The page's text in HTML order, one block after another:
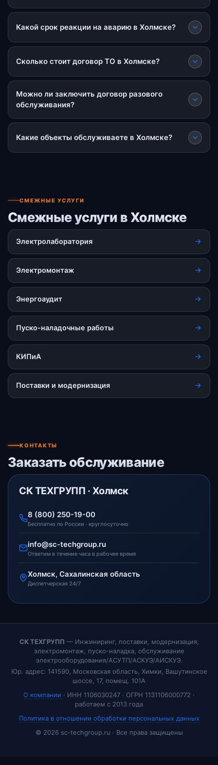
Какой срок реакции на аварию в Холмске?
Сколько стоит договор ТО в Холмске?
Можно ли заключить договор разового
обслуживания?
Какие объекты обслуживаете в Холмске?
СМЕЖНЫЕ УСЛУГИ
Смежные услуги в Холмске
Электролаборатория
Электромонтаж
Энергоаудит
Пуско-наладочные работы
КИПиА
Поставки и модернизация
КОНТАКТЫ
Заказать обслуживание
СК ТЕХГРУПП · Холмск
8 (800) 250-19-00
Бесплатно по России · круглосуточно
info@sc-techgroup.ru
Ответим в течение часа в рабочее время
Холмск, Сахалинская область
Диспетчерская 24/7
СК ТЕХГРУПП — Инжиниринг, поставки, модернизация,
электромонтаж, пуско-наладка, обслуживание
электрооборудования/АСУТП/АСКУЭ/АИСКУЭ.
Юр. адрес: 141590, Московская область, Химки, Вашутинское
шоссе, 17, помещ. 101А
О компании · ИНН 1106030247 · ОГРН 1131106000772 ·
работаем с 2013 года
Политика в отношении обработки персональных данных
© 2026 sc-techgroup.ru · Все права защищены